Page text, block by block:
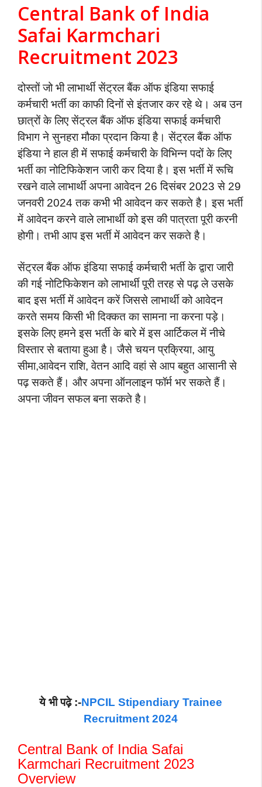
Central Bank of India
Safai Karmchari
Recruitment 2023
दोस्तों जो भी लाभार्थी सेंट्रल बैंक ऑफ इंडिया सफाई
कर्मचारी भर्ती का काफी दिनों से इंतजार कर रहे थे। अब उन
छात्रों के लिए सेंट्रल बैंक ऑफ इंडिया सफाई कर्मचारी
विभाग ने सुनहरा मौका प्रदान किया है। सेंट्रल बैंक ऑफ
इंडिया ने हाल ही में सफाई कर्मचारी के विभिन्न पदों के लिए
भर्ती का नोटिफिकेशन जारी कर दिया है। इस भर्ती में रूचि
रखने वाले लाभार्थी अपना आवेदन 26 दिसंबर 2023 से 29
जनवरी 2024 तक कभी भी आवेदन कर सकते है। इस भर्ती
में आवेदन करने वाले लाभार्थी को इस की पात्रता पूरी करनी
होगी। तभी आप इस भर्ती में आवेदन कर सकते है।
सेंट्रल बैंक ऑफ इंडिया सफाई कर्मचारी भर्ती के द्वारा जारी
की गई नोटिफिकेशन को लाभार्थी पूरी तरह से पढ़ ले उसके
बाद इस भर्ती में आवेदन करें जिससे लाभार्थी को आवेदन
करते समय किसी भी दिक्कत का सामना ना करना पड़े।
इसके लिए हमने इस भर्ती के बारे में इस आर्टिकल में नीचे
विस्तार से बताया हुआ है। जैसे चयन प्रक्रिया, आयु
सीमा,आवेदन राशि, वेतन आदि वहां से आप बहुत आसानी से
पढ़ सकते हैं। और अपना ऑनलाइन फॉर्म भर सकते हैं।
अपना जीवन सफल बना सकते है।
ये भी पढ़े :-NPCIL Stipendiary Trainee
Recruitment 2024
Central Bank of India Safai
Karmchari Recruitment 2023
Overview